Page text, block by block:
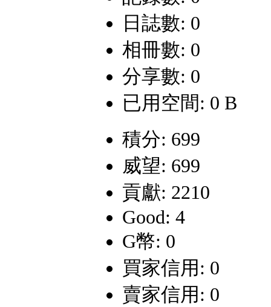
日誌數: 0
相冊數: 0
分享數: 0
已用空間: 0 B
積分: 699
威望: 699
貢獻: 2210
Good: 4
G幣: 0
買家信用: 0
賣家信用: 0